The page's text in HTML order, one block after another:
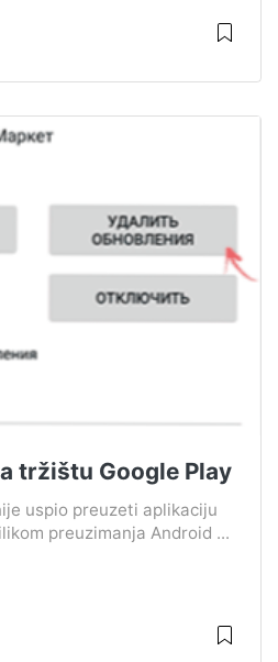
tržištu Google Play
uspio preuzeti aplikaciju
preuzimanja Android ...